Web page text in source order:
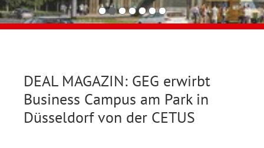
DEAL MAGAZIN: GEG erwirbt
Business Campus am Park in
Düsseldorf von der CETUS